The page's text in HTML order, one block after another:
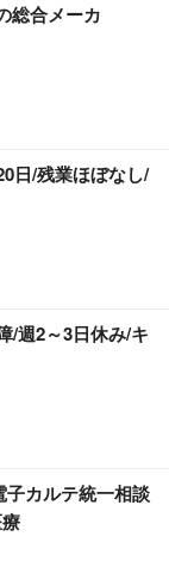
総合メーカ
日/残業ほぼなし/
/週2～3日休み/キ
カルテ統一相談